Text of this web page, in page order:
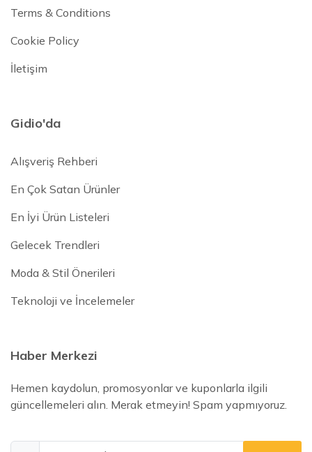
Terms & Conditions
Cookie Policy
İletişim
Gidio'da
Alışveriş Rehberi
En Çok Satan Ürünler
En İyi Ürün Listeleri
Gelecek Trendleri
Moda & Stil Önerileri
Teknoloji ve İncelemeler
Haber Merkezi
Hemen kaydolun, promosyonlar ve kuponlarla ilgili
güncellemeleri alın. Merak etmeyin! Spam yapmıyoruz.